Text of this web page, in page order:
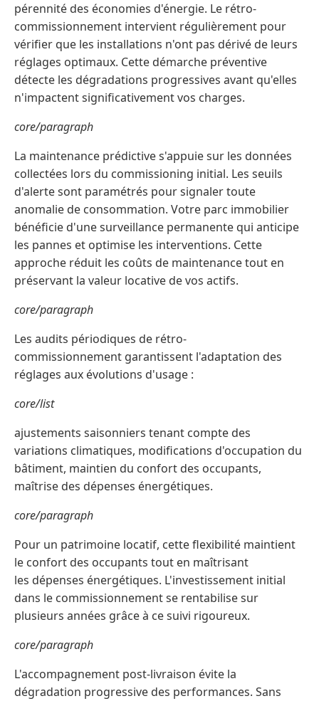
pérennité des économies d'énergie. Le rétro-
commissionnement intervient régulièrement pour
vérifier que les installations n'ont pas dérivé de leurs
réglages optimaux. Cette démarche préventive
détecte les dégradations progressives avant qu'elles
n'impactent significativement vos charges.
core/paragraph
La maintenance prédictive s'appuie sur les données
collectées lors du commissioning initial. Les seuils
d'alerte sont paramétrés pour signaler toute
anomalie de consommation. Votre parc immobilier
bénéficie d'une surveillance permanente qui anticipe
les pannes et optimise les interventions. Cette
approche réduit les coûts de maintenance tout en
préservant la valeur locative de vos actifs.
core/paragraph
Les audits périodiques de rétro-
commissionnement garantissent l'adaptation des
réglages aux évolutions d'usage :
core/list
ajustements saisonniers tenant compte des
variations climatiques, modifications d'occupation du
bâtiment, maintien du confort des occupants,
maîtrise des dépenses énergétiques.
core/paragraph
Pour un patrimoine locatif, cette flexibilité maintient
le confort des occupants tout en maîtrisant
les dépenses énergétiques. L'investissement initial
dans le commissionnement se rentabilise sur
plusieurs années grâce à ce suivi rigoureux.
core/paragraph
L'accompagnement post-livraison évite la
dégradation progressive des performances. Sans